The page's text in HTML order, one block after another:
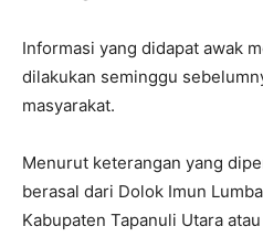
Informasi yang didapat awak
dilakukan seminggu
masyarakat.
Menurut keterangan yang
berasal dari Dolok Imun
Kabupaten Tapanuli Utara